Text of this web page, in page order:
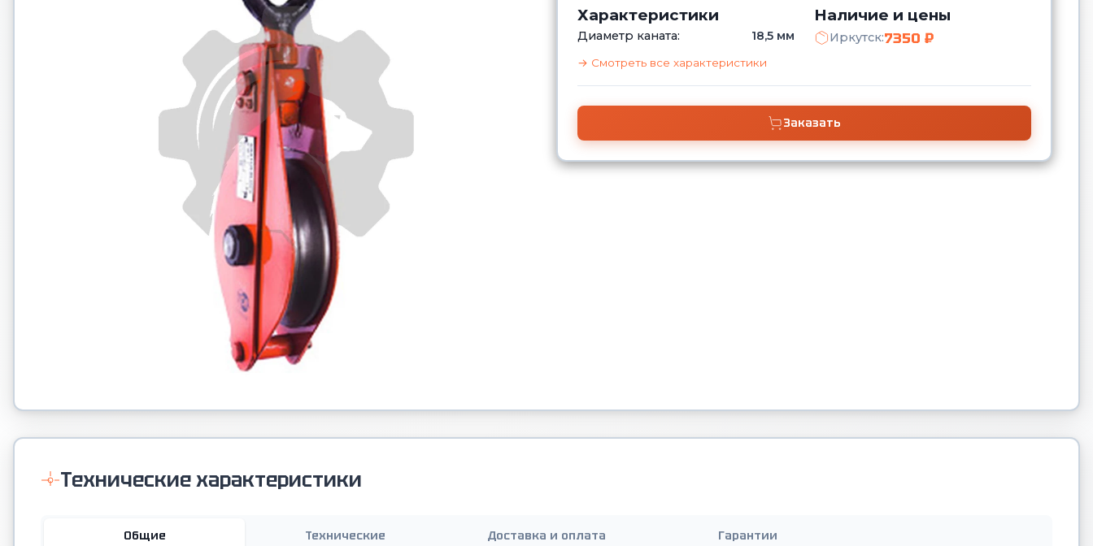
Характеристики
Диаметр каната: 18,5 мм
→ Смотреть все характеристики
Наличие и цены
Иркутск:7350 ₽
Заказать
Технические характеристики
Общие Технические Доставка и оплата Гарантии